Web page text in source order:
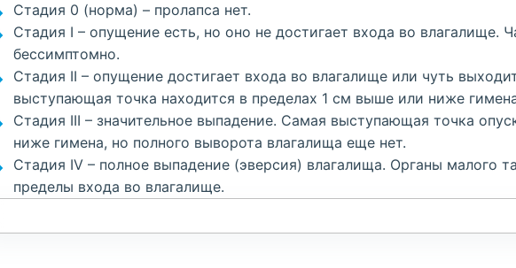
Стадия 0 (норма) – пролапса нет.
Стадия I – опущение есть, но оно не достигает входа во влагалище.
бессимптомно.
Стадия II – опущение достигает входа во влагалище или чуть
выступающая точка находится в пределах 1 см выше или ниже
Стадия III – значительное выпадение. Самая выступающая точка
ниже гимена, но полного выворота влагалища еще нет.
Стадия IV – полное выпадение (эверсия) влагалища. Органы малого
пределы входа во влагалище.